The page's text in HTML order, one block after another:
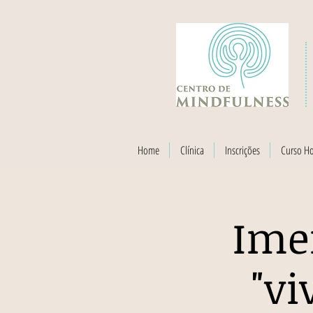
Home Clínica Inscrições Curso